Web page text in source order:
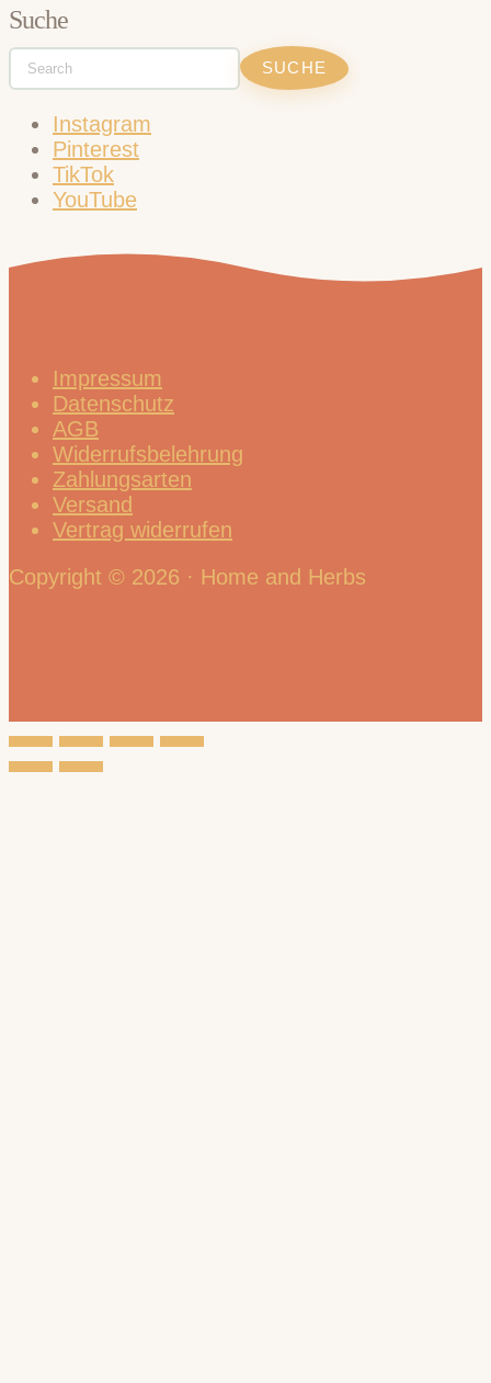
Suche
Instagram
Pinterest
TikTok
YouTube
Impressum
Datenschutz
AGB
Widerrufsbelehrung
Zahlungsarten
Versand
Vertrag widerrufen
Copyright © 2026 · Home and Herbs